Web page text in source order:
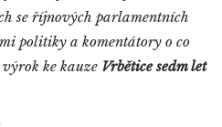
se říjnových parlamentních
politiky a komentátory o co
ke kauze Vrbětice sedm let